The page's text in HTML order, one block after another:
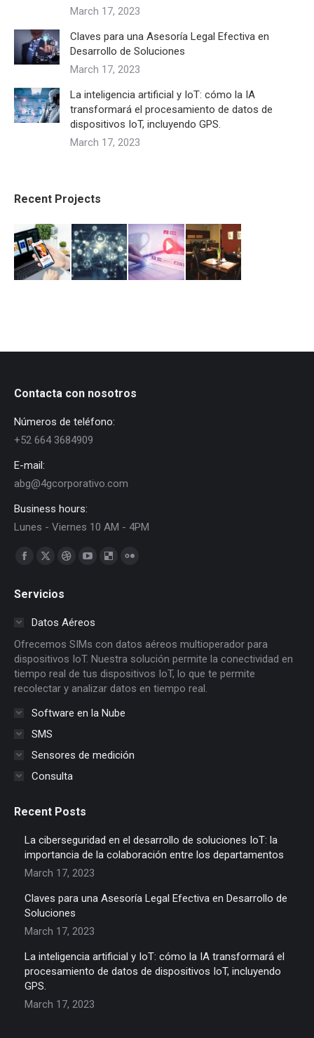
March 17, 2023
Claves para una Asesoría Legal Efectiva en
Desarrollo de Soluciones
March 17, 2023
La inteligencia artificial y IoT: cómo la IA
transformará el procesamiento de datos de
dispositivos IoT, incluyendo GPS.
March 17, 2023
Recent Projects
Contacta con nosotros
Números de teléfono:
+52 664 3684909
E-mail:
abg@4gcorporativo.com
Business hours:
Lunes - Viernes 10 AM - 4PM
Find us on:
Facebook
opens
window
X
opens
in
window
Dribbble
in
window
YouTube
in
window
Delicious
windowwindow
Servicios
Datos Aéreos
Ofrecemos SIMs con datos aéreos multioperador para
dispositivos IoT. Nuestra solución permite la conectividad en
tiempo real de tus dispositivos IoT, lo que te permite
recolectar y analizar datos en tiempo real.
Software en la Nube
SMS
Sensores de medición
Consulta
Recent Posts
La ciberseguridad en el desarrollo de soluciones IoT: la
importancia de la colaboración entre los departamentos
March 17, 2023
Claves para una Asesoría Legal Efectiva en Desarrollo de
Soluciones
March 17, 2023
La inteligencia artificial y IoT: cómo la IA transformará el
procesamiento de datos de dispositivos IoT, incluyendo
GPS.
March 17, 2023